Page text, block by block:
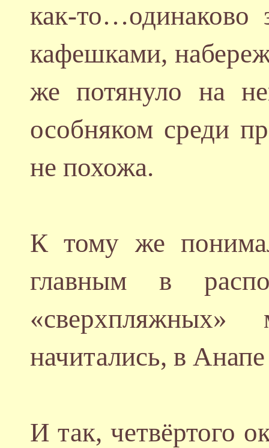
как-
кафешками,
же потянуло на
особняком среди
не похожа.
К тому же
главным в
начитались, в
И так, четвёртого